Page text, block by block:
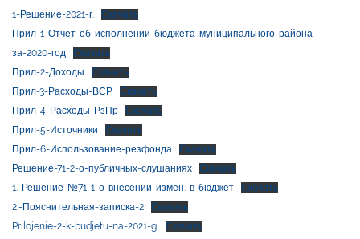
1-Решение-2021-г.
Скачать
Прил-1-Отчет-об-исполнении-бюджета-муниципального-района-
за-2020-год
Скачать
Прил-2-Доходы
Скачать
Прил-3-Расходы-ВСР
Скачать
Прил-4-Расходы-РзПр
Скачать
Прил-5-Источники
Скачать
Прил-6-Использование-резфонда
Скачать
Решение-71-2-о-публичных-слушаниях
Скачать
1.-Решение-№71-1-о-внесении-измен.-в-бюджет
Скачать
2.-Пояснительная-записка-2
Скачать
Prilojenie-2-k-budjetu-na-2021-g.
Скачать